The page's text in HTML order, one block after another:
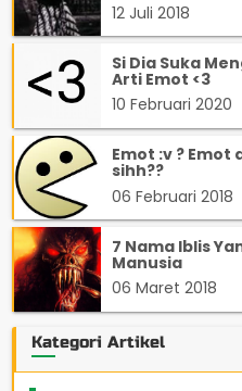
12 Juli 2018
Si Dia Suka
Arti Emot <3
10 Februari 2020
Emot :v ? Emot
sihh??
06 Februari 2018
7 Nama Iblis
Manusia
06 Maret 2018
Kategori Artikel